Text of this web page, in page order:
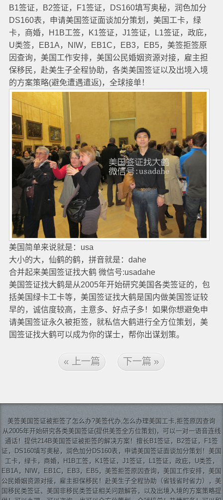
B1签证，B2签证，F1签证，DS160填写奥秘，润色加分
DS160表，申请美国签证面谈加分策划，美国工卡，绿
卡，商婚，H1B工签，K1签证，J1签证，L1签证，政庇，
U类签，EB1A，NIW，EB1C，EB3，EB5，美签拒签原
因查询，美国工作安排，美国公民婚姻资源对接，雇主担
保移民，赴美生子全程协助，各类美国签证以及出境入境
的方案策略(避免遭遇遣返)，全球接单！
美国简单来说就是：usa
大小的大，仙鹤的鹤，拼音就是：dahe
合并起来美国签证找大鹤 微信号:usadahe
美国签证找大鹤是从2005年开始研究美国各类签证的，包
括美国绿卡工卡等，美国签证找大鹤是国内做美国签证较
早的，诚信度较高，主意多、好点子多！如果你想避免申
请美国签证永久被拒签，就私信大鹤进行全方位策划，美
国签证找大鹤可以成为你的谋士，帮你出谋划策。
« 上一篇 下一篇 »
美签美国签证被拒签了怎么办?美签代办,怎么办理美国工卡,拒签原因查询
从2005年开始研究各类美国签证(提供美签全方位策划)，可以一对一语音连线
通话！提供214B美国签证被拒签的解决方案！擅长B1签证，B2签证，F1签
证，DS160填写奥秘，润色加分DS160表，申请美国签证面谈加分策划！美国
工卡，绿卡，商婚，H1B工签，K1签证，J1签证，L1签证，政庇，U类签，
EB1A，NIW，EB1C，EB3，EB5，美签拒签原因查询，美国工作安排，美国
公民婚姻资源对接，雇主担保移民！赴美生子全程协助（省钱省时省力），美
国移民类签证、美国非移民类签证相关问题解答，以及出境入境的方案策略提